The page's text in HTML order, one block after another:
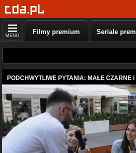
MENU Filmy premium Seriale
PODCHWYTLIWE PYTANIA: MAŁE CZARNE